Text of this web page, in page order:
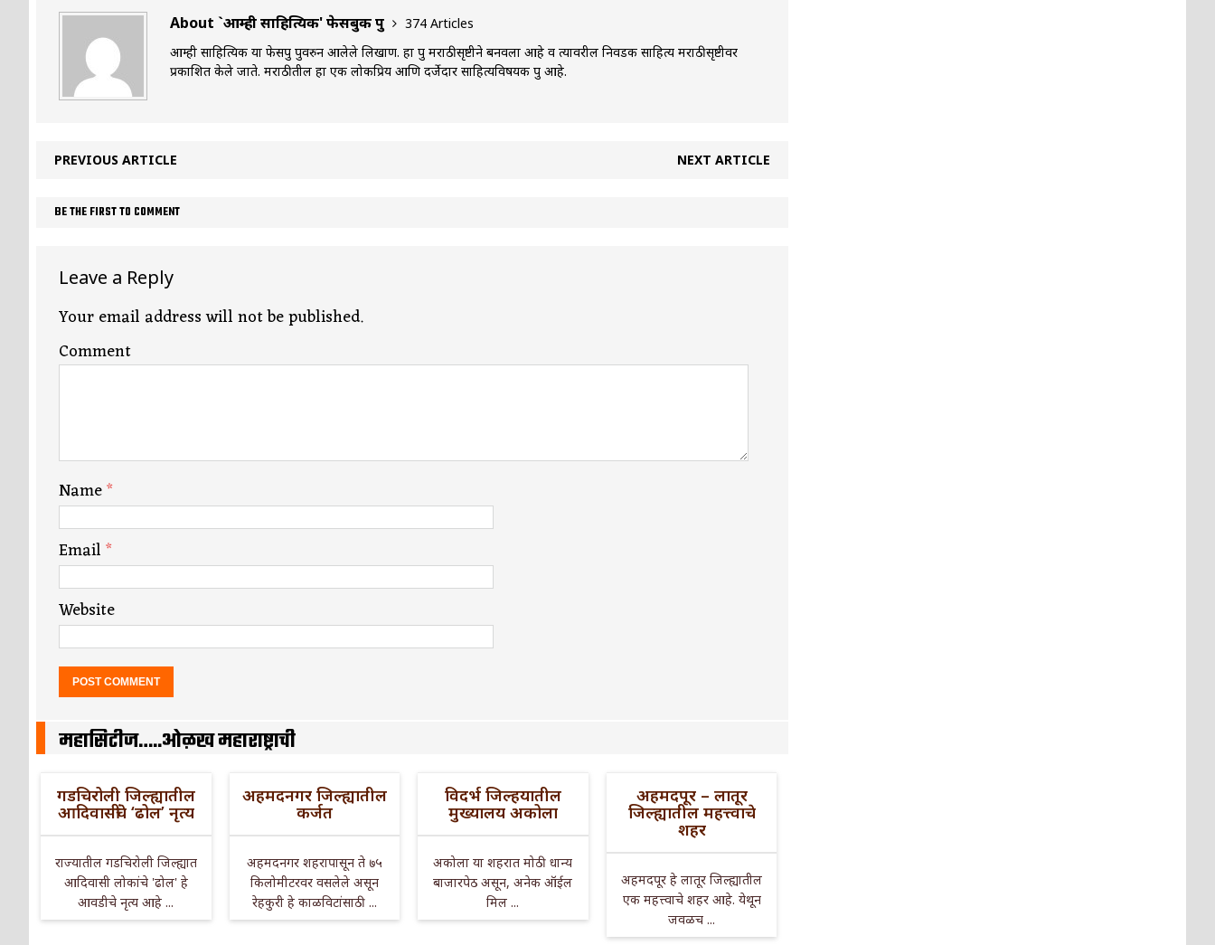
About `आम्ही साहित्यिक' फेसबुक ग्रुप
374 Articles
आम्ही साहित्यिक या फेसग्रुप ग्रुपवरुन आलेले लिखाण. हा ग्रुप मराठीसृष्टीने बनवला आहे व त्यावरील निवडक साहित्य मराठीसृष्टीवर
प्रकाशित केले जाते. मराठीतील हा एक लोकप्रिय आणि दर्जेदार साहित्यविषयक ग्रुप आहे.
PREVIOUS ARTICLE NEXT ARTICLE
BE THE FIRST TO COMMENT
Leave a Reply
Your email address will not be published.
Comment
Name*
Email*
Website
महासिटीज…..ओळख महाराष्ट्राची
गडचिरोली जिल्ह्यातील
आदिवासींचे ‘ढोल’ नृत्य
राज्यातील गडचिरोली जिल्ह्यात
आदिवासी लोकांचे 'ढोल' हे
आवडीचे नृत्य आहे ...
अहमदनगर जिल्ह्यातील
कर्जत
अहमदनगर शहरापासून ते ७५
किलोमीटरवर वसलेले असून
रेहकुरी हे काळविटांसाठी ...
विदर्भ जिल्हयातील
मुख्यालय अकोला
अकोला या शहरात मोठी धान्य
बाजारपेठ असून, अनेक ऑईल
मिल ...
अहमदपूर – लातूर
जिल्ह्यातील महत्त्वाचे
शहर
अहमदपूर हे लातूर जिल्ह्यातील
एक महत्त्वाचे शहर आहे. येथून
जवळच ...